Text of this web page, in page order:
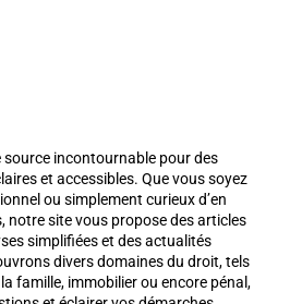
source incontournable pour des
et accessibles. Que vous soyez
ou simplement curieux d’en
notre site vous propose des articles
simplifiées et des actualités
divers domaines du droit, tels
famille, immobilier ou encore pénal,